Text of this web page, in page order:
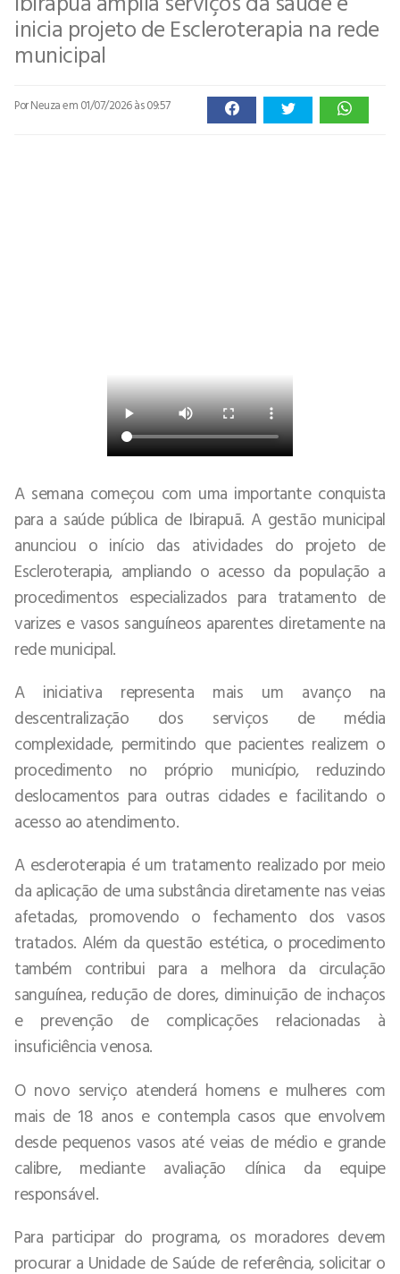
inicia projeto de Escleroterapia na rede
municipal
Por Neuzaem 01/07/2026 às 09:57
A semana começou com uma importante conquista
para a saúde pública de Ibirapuã. A gestão municipal
anunciou o início das atividades do projeto de
Escleroterapia, ampliando o acesso da população a
procedimentos especializados para tratamento de
varizes e vasos sanguíneos aparentes diretamente na
rede municipal.
A iniciativa representa mais um avanço na
descentralização dos serviços de média
complexidade, permitindo que pacientes realizem o
procedimento no próprio município, reduzindo
deslocamentos para outras cidades e facilitando o
acesso ao atendimento.
A escleroterapia é um tratamento realizado por meio
da aplicação de uma substância diretamente nas veias
afetadas, promovendo o fechamento dos vasos
tratados. Além da questão estética, o procedimento
também contribui para a melhora da circulação
sanguínea, redução de dores, diminuição de inchaços
e prevenção de complicações relacionadas à
insuficiência venosa.
O novo serviço atenderá homens e mulheres com
mais de 18 anos e contempla casos que envolvem
desde pequenos vasos até veias de médio e grande
calibre, mediante avaliação clínica da equipe
responsável.
Para participar do programa, os moradores devem
procurar a Unidade de Saúde de referência, solicitar o